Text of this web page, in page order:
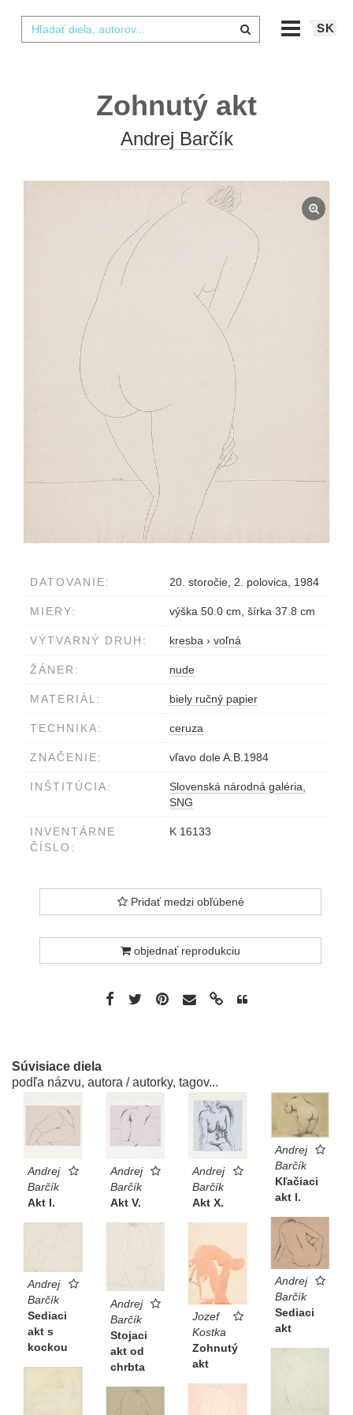
SK
Zohnutý akt
Andrej Barčík
DATOVANIE: 20. storočie, 2. polovica, 1984
MIERY: výška 50.0 cm, šírka 37.8 cm
VÝTVARNÝ DRUH: kresba › voľná
ŽÁNER: nude
MATERIÁL: biely ručný papier
TECHNIKA: ceruza
ZNAČENIE: vľavo dole A.B.1984
INŠTITÚCIA:
Slovenská národná galéria,
SNG
INVENTÁRNE
ČÍSLO:
K 16133
Pridať medzi obľúbené
objednať reprodukciu
Súvisiace diela
podľa názvu, autora / autorky, tagov...
Andrej
Barčík
Akt I.
Andrej
Barčík
Akt V.
Andrej
Barčík
Akt X.
Andrej
Barčík
Kľačiaci
akt I.
Andrej
Barčík
Sediaci
akt
Andrej
Barčík
Sediaci
akt s
kockou
Andrej
Barčík
Stojaci
akt od
chrbta
Jozef
Kostka
Zohnutý
akt